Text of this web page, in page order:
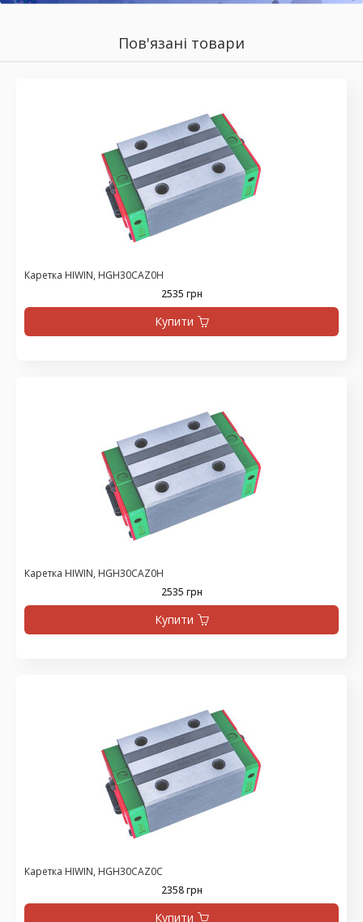
Пов'язані товари
Каретка HIWIN, HGH30CAZ0H
2535 грн
Купити
Каретка HIWIN, HGH30CAZ0H
2535 грн
Купити
Каретка HIWIN, HGH30CAZ0C
2358 грн
Купити